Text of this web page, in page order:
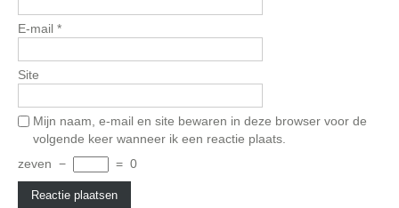
E-mail *
Site
Mijn naam, e-mail en site bewaren in deze browser voor de
volgende keer wanneer ik een reactie plaats.
zeven − = 0